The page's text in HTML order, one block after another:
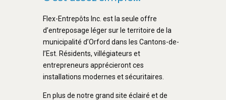
Flex-Entrepôts Inc. est la seule offre
d’entreposage léger sur le territoire de la
municipalité d’Orford dans les Cantons-de-
l’Est. Résidents, villégiateurs et
entrepreneurs apprécieront ces
installations modernes et sécuritaires.
En plus de notre grand site éclairé et de